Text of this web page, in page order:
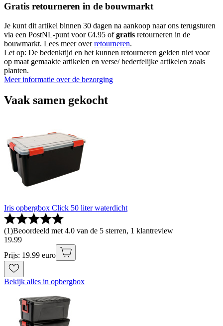
Gratis retourneren in de bouwmarkt
Je kunt dit artikel binnen 30 dagen na aankoop naar ons terugsturen
via een PostNL-punt voor €4.95 ofgratis retourneren in de
bouwmarkt. Lees meer overretourneren.
Let op: De bedenktijd en het kunnen retourneren gelden niet voor
op maat gemaakte artikelen en verse/ bederfelijke artikelen zoals
planten.
Meer informatie over de bezorging
Vaak samen gekocht
Iris opbergbox Click 50 liter waterdicht
(1)Beoordeeld met 4.0 van de 5 sterren, 1 klantreview
19.99
Prijs: 19.99 euro
Bekijk alles in opbergbox